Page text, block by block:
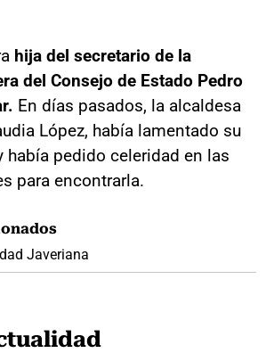
hija del secretario de la
del Consejo de Estado Pedro
En días pasados, la alcaldesa
López, había lamentado su
había pedido celeridad en las
para encontrarla.
Javeriana